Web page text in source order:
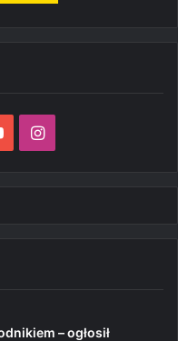
YouTubeInstagram
– ogłosił